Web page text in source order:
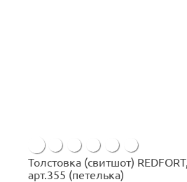
Толстовка (свитшот) REDFORT,
арт.355 (петелька)